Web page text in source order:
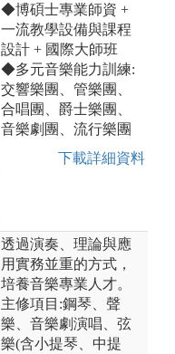
◆博碩士專業師資 +
一流教學設備與課程
設計 + 國際大師班
◆多元音樂能力訓練:
交響樂團、管樂團、
合唱團、爵士樂團、
音樂劇團、流行樂團
下載詳細資料
透過演奏、理論與應
用實務並重的方式，
培養音樂專業人才。
主修項目:鋼琴、聲
樂、音樂劇演唱、弦
樂(含小提琴、中提